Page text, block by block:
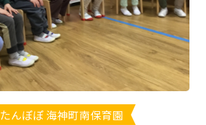
たんぽぽ 海神町南保育園